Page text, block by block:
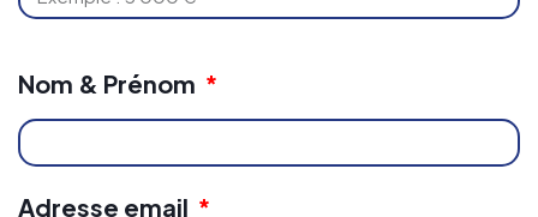
Nom & Prénom
Adresse email